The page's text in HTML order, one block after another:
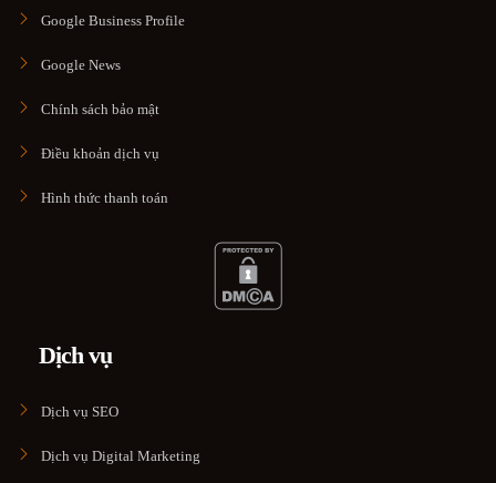
Google Business Profile
Google News
Chính sách bảo mật
Điều khoản dịch vụ
Hình thức thanh toán
Dịch vụ
Dịch vụ SEO
Dịch vụ Digital Marketing